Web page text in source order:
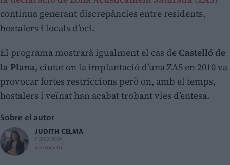
continua generant discrepàncies entre residents,
hostalers i locals d’oci.
El programa mostrarà igualment el cas de Castelló de
la Plana, ciutat on la implantació d’una ZAS en 2010 va
provocar fortes restriccions però on, amb el temps,
hostalers i veïnat han acabat trobant vies d’entesa.
Sobre el autor
JUDITH CELMA
PERIODISTA
Ver biografía